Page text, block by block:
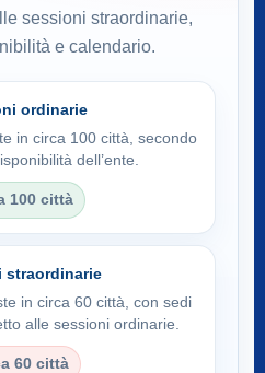
sessioni straordinarie,
e calendario.
ordinarie
in circa 100 città, secondo
dell’ente.
100 città
straordinarie
in circa 60 città, con sedi
alle sessioni ordinarie.
60 città